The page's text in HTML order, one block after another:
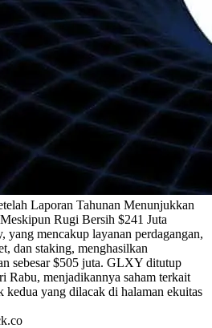
Laporan Tahunan Menunjukkan
Rugi Bersih $241 Juta
yang mencakup layanan perdagangan,
dan staking, menghasilkan
sebesar $505 juta. GLXY ditutup
Rabu, menjadikannya saham terkait
kedua yang dilacak di halaman ekuitas